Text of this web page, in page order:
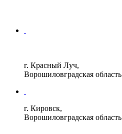
г. Красный Луч,
Ворошиловградская область
г. Кировск,
Ворошиловградская область